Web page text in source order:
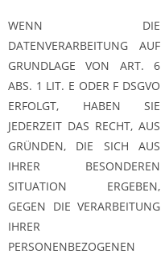
WENN DIE
DATENVERARBEITUNG AUF
GRUNDLAGE VON ART. 6
ABS. 1 LIT. E ODER F DSGVO
ERFOLGT, HABEN SIE
JEDERZEIT DAS RECHT, AUS
GRÜNDEN, DIE SICH AUS
IHRER BESONDEREN
SITUATION ERGEBEN,
GEGEN DIE VERARBEITUNG
IHRER
PERSONENBEZOGENEN